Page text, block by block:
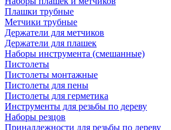
Плашки трубные
Метчики трубные
Держатели для метчиков
Держатели для плашек
Наборы инструмента (смешанные)
Пистолеты
Пистолеты монтажные
Пистолеты для пены
Пистолеты для герметика
Инструменты для резьбы по дереву
Наборы резцов
Принадлежности для резьбы по дереву